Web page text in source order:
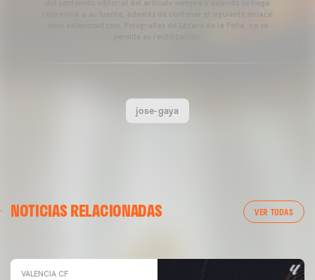
del contenido editorial del artículo siempre y cuando se haga
referencia a su fuente, además de contener el siguiente enlace:
www.valenciacf.com. Fotografías de Lázaro de la Peña, no se
jose-gaya
NOTICIAS RELACIONADAS VER TODAS
ENTRENAMIENTO DEL VALENCIA CF 04/03/26
VALENCIA CF